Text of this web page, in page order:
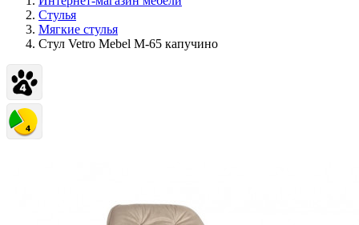
Стулья
Мягкие стулья
Стул Vetro Mebel М-65 капучино